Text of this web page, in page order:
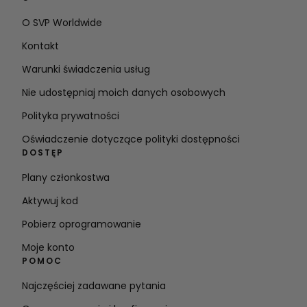
O SVP Worldwide
Kontakt
Warunki świadczenia usług
Nie udostępniaj moich danych osobowych
Polityka prywatności
Oświadczenie dotyczące polityki dostępności
DOSTĘP
Plany członkostwa
Aktywuj kod
Pobierz oprogramowanie
Moje konto
POMOC
Najczęściej zadawane pytania